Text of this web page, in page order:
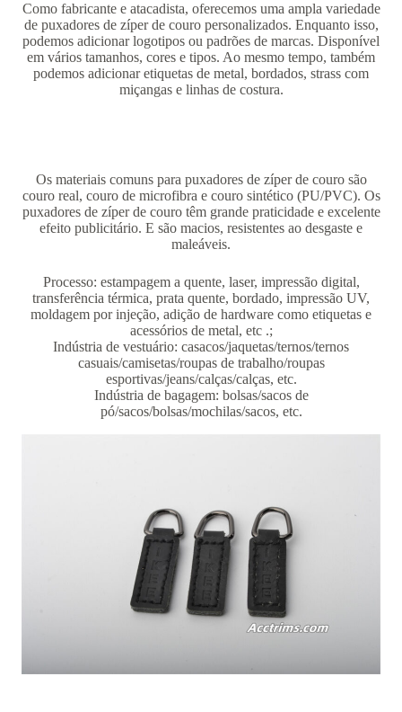
Como fabricante e atacadista, oferecemos uma ampla variedade
de puxadores de zíper de couro personalizados. Enquanto isso,
podemos adicionar logotipos ou padrões de marcas. Disponível
em vários tamanhos, cores e tipos. Ao mesmo tempo, também
podemos adicionar etiquetas de metal, bordados, strass com
miçangas e linhas de costura.
Os materiais comuns para puxadores de zíper de couro são
couro real, couro de microfibra e couro sintético (PU/PVC). Os
puxadores de zíper de couro têm grande praticidade e excelente
efeito publicitário. E são macios, resistentes ao desgaste e
maleáveis.
Processo: estampagem a quente, laser, impressão digital,
transferência térmica, prata quente, bordado, impressão UV,
moldagem por injeção, adição de hardware como etiquetas e
acessórios de metal, etc .;
Indústria de vestuário: casacos/jaquetas/ternos/ternos
casuais/camisetas/roupas de trabalho/roupas
esportivas/jeans/calças/calças, etc.
Indústria de bagagem: bolsas/sacos de
pó/sacos/bolsas/mochilas/sacos, etc.